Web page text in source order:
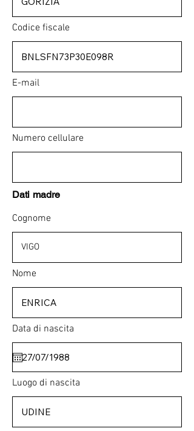
Codice fiscale
E-mail
Numero cellulare
Dati madre
Cognome
Nome
Data di nascita
Luogo di nascita